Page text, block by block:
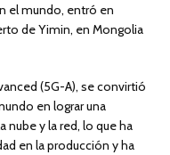
el mundo, entró en
de Yimin, en Mongolia
(5G-A), se convirtió
en lograr una
nube y la red, lo que ha
en la producción y ha